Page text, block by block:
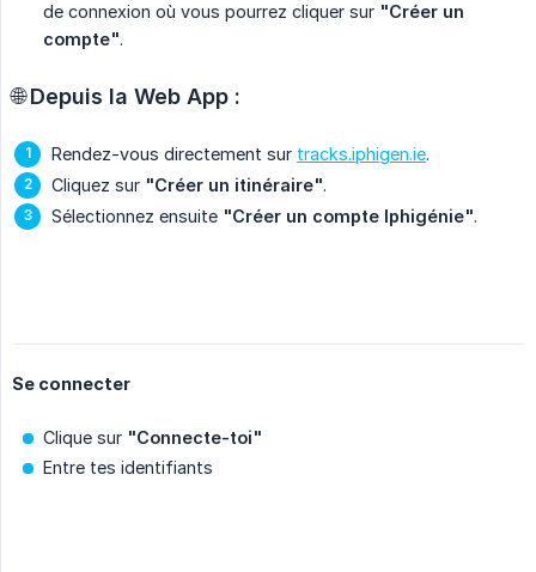
de connexion où vous pourrez cliquer sur "Créer un
compte".
🌐Depuis la Web App :
Rendez-vous directement sur tracks.iphigen.ie.
Cliquez sur "Créer un itinéraire".
Sélectionnez ensuite "Créer un compte Iphigénie".
Se connecter
Clique sur "Connecte-toi"
Entre tes identifiants